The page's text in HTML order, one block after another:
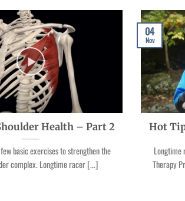
Health – Part 2
basic exercises to strengthen the
complex. Longtime racer [...]
Hot
Longtime
Therapy
04
Nov